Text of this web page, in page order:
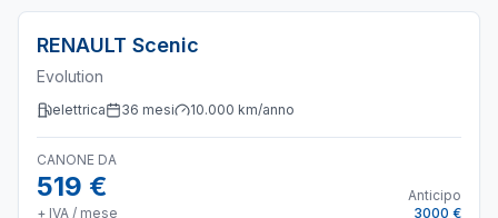
RENAULT Scenic
Evolution
elettrica 36 mesi 10.000 km/anno
CANONE DA
519 €
+ IVA / mese
Anticipo
3000 €